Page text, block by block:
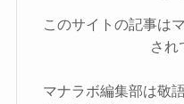
このサイトの記事は
され
マナラボ編集部は敬